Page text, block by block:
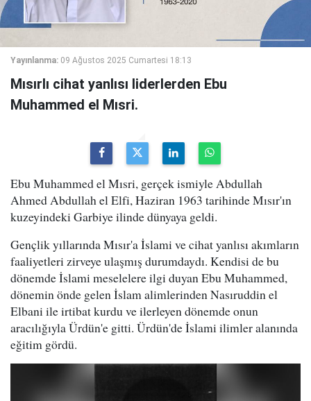
Yayınlanma: 09 Ağustos 2025 Cumartesi 18:13
Mısırlı cihat yanlısı liderlerden Ebu
Muhammed el Mısri.
Ebu Muhammed el Mısri, gerçek ismiyle Abdullah
Ahmed Abdullah el Elfi, Haziran 1963 tarihinde Mısır'ın
kuzeyindeki Garbiye ilinde dünyaya geldi.
Gençlik yıllarında Mısır'a İslami ve cihat yanlısı akımların
faaliyetleri zirveye ulaşmış durumdaydı. Kendisi de bu
dönemde İslami meselelere ilgi duyan Ebu Muhammed,
dönemin önde gelen İslam alimlerinden Nasıruddin el
Elbani ile irtibat kurdu ve ilerleyen dönemde onun
aracılığıyla Ürdün'e gitti. Ürdün'de İslami ilimler alanında
eğitim gördü.